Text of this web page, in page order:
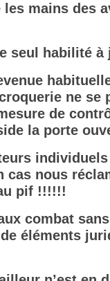
mains des
seul habilité à
ne se
de
la porte
cas nous
pif !!!!!!
combat
éléments